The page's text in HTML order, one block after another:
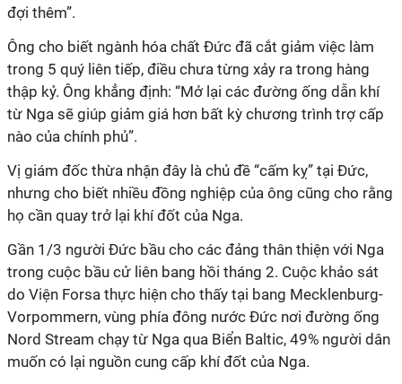
đợi thêm”.
Ông cho biết ngành hóa chất Đức đã cắt giảm việc làm
trong 5 quý liên tiếp, điều chưa từng xảy ra trong hàng
thập kỷ. Ông khẳng định: “Mở lại các đường ống dẫn khí
từ Nga sẽ giúp giảm giá hơn bất kỳ chương trình trợ cấp
nào của chính phủ”.
Vị giám đốc thừa nhận đây là chủ đề “cấm kỵ” tại Đức,
nhưng cho biết nhiều đồng nghiệp của ông cũng cho rằng
họ cần quay trở lại khí đốt của Nga.
Gần 1/3 người Đức bầu cho các đảng thân thiện với Nga
trong cuộc bầu cử liên bang hồi tháng 2. Cuộc khảo sát
do Viện Forsa thực hiện cho thấy tại bang Mecklenburg-
Vorpommern, vùng phía đông nước Đức nơi đường ống
Nord Stream chạy từ Nga qua Biển Baltic, 49% người dân
muốn có lại nguồn cung cấp khí đốt của Nga.